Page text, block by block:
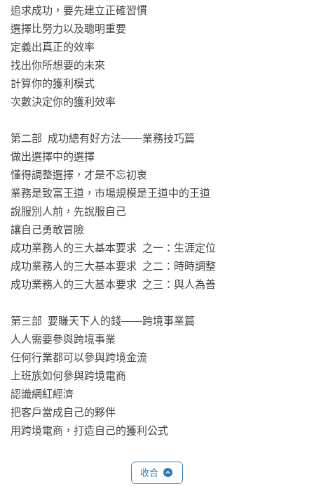
追求成功，要先建立正確習慣
選擇比努力以及聰明重要
定義出真正的效率
找出你所想要的未來
計算你的獲利模式
次數決定你的獲利效率
第二部  成功總有好方法——業務技巧篇
做出選擇中的選擇
懂得調整選擇，才是不忘初衷
業務是致富王道，市場規模是王道中的王道
說服別人前，先說服自己
讓自己勇敢冒險
成功業務人的三大基本要求  之一：生涯定位
成功業務人的三大基本要求  之二：時時調整
成功業務人的三大基本要求  之三：與人為善
第三部  要賺天下人的錢——跨境事業篇
人人需要參與跨境事業
任何行業都可以參與跨境金流
上班族如何參與跨境電商
認識網紅經濟
把客戶當成自己的夥伴
用跨境電商，打造自己的獲利公式
第四部  進入虛擬貨幣時代——進階致富篇
收合